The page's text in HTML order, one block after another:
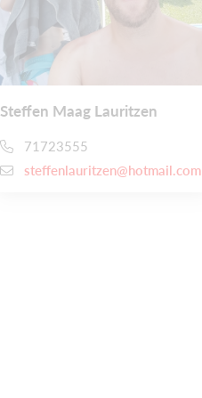
Steffen Maag Lauritzen
71723555
steffenlauritzen@hotmail.com